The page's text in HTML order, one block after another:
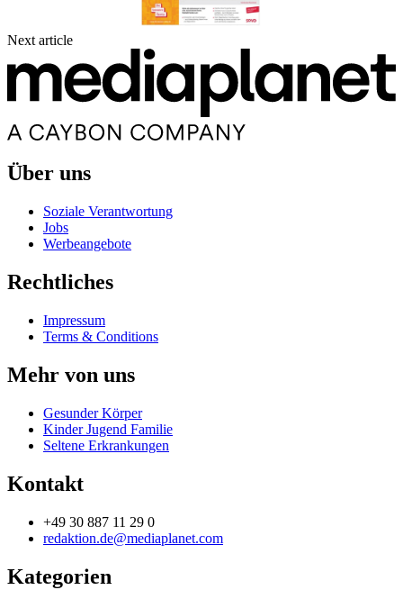
Next article
Über uns
Soziale Verantwortung
Jobs
Werbeangebote
Rechtliches
Impressum
Terms & Conditions
Mehr von uns
Gesunder Körper
Kinder Jugend Familie
Seltene Erkrankungen
Kontakt
+49 30 887 11 29 0
redaktion.de@mediaplanet.com
Kategorien